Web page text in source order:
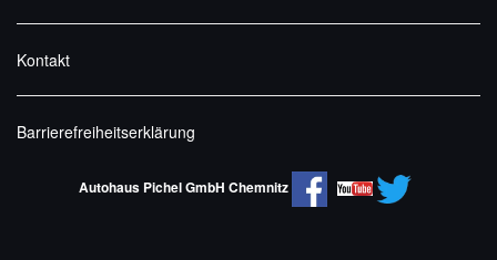
Kontakt
Barrierefreiheitserklärung
Autohaus Pichel GmbH Chemnitz